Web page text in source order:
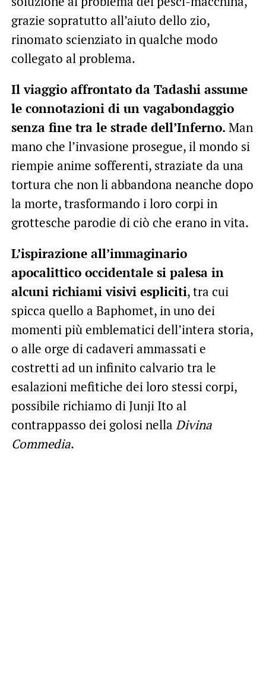
grazie sopratutto all’aiuto dello zio,
rinomato scienziato in qualche modo
collegato al problema.
Il viaggio affrontato da Tadashi assume
le connotazioni di un vagabondaggio
senza fine tra le strade dell’Inferno. Man
mano che l’invasione prosegue, il mondo si
riempie anime sofferenti, straziate da una
tortura che non li abbandona neanche dopo
la morte, trasformando i loro corpi in
grottesche parodie di ciò che erano in vita.
L’ispirazione all’immaginario
apocalittico occidentale si palesa in
alcuni richiami visivi espliciti, tra cui
spicca quello a Baphomet, in uno dei
momenti più emblematici dell’intera storia,
o alle orge di cadaveri ammassati e
costretti ad un infinito calvario tra le
esalazioni mefitiche dei loro stessi corpi,
possibile richiamo di Junji Ito al
contrappasso dei golosi nella Divina
Commedia.